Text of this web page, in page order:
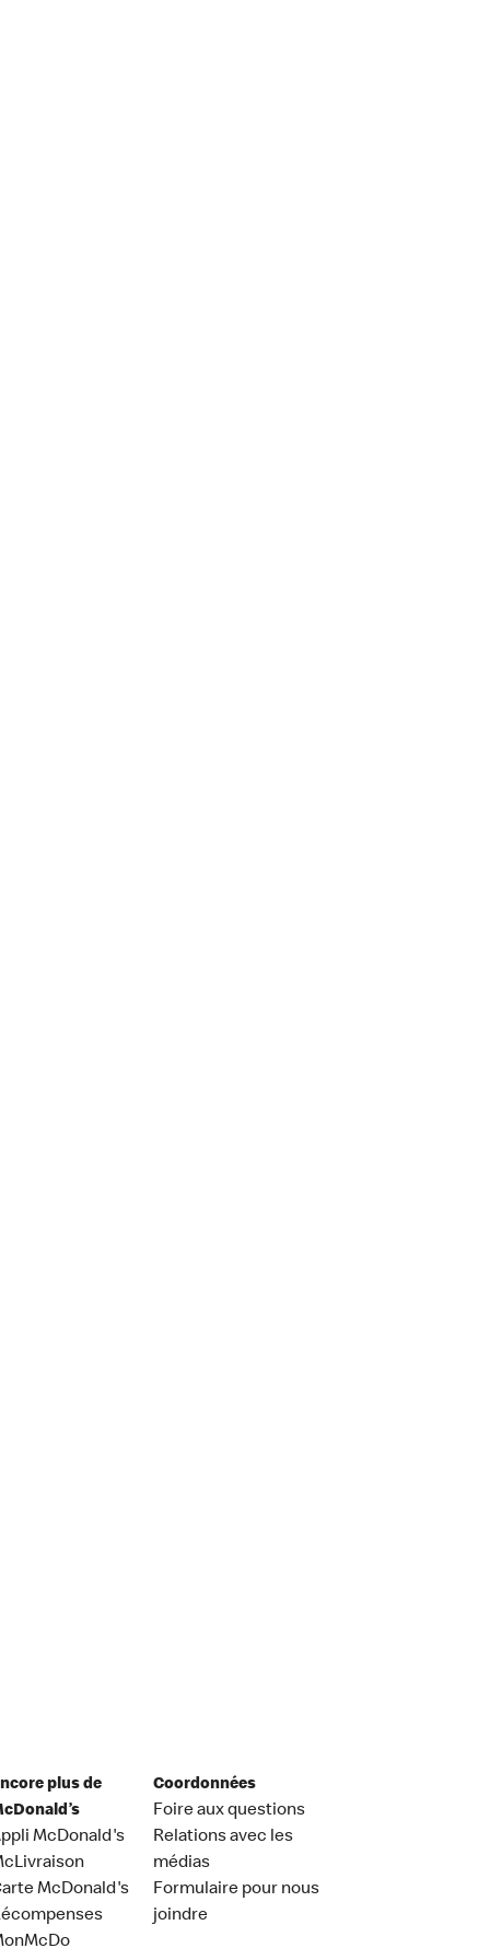
plus de
McDonald's
McDonald's
Coordonnées
Foire aux questions
Relations avec les
médias
Formulaire pour nous
joindre